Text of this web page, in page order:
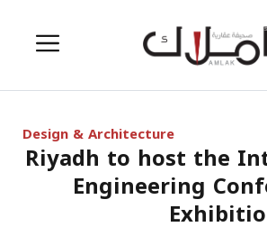
Menu
Design & Architecture
Riyadh to host the
Engineering